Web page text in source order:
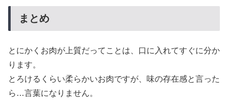
まとめ
とにかくお肉が上質だってことは、口に入れてすぐに分か
ります。
とろけるくらい柔らかいお肉ですが、味の存在感と言った
ら…言葉になりません。